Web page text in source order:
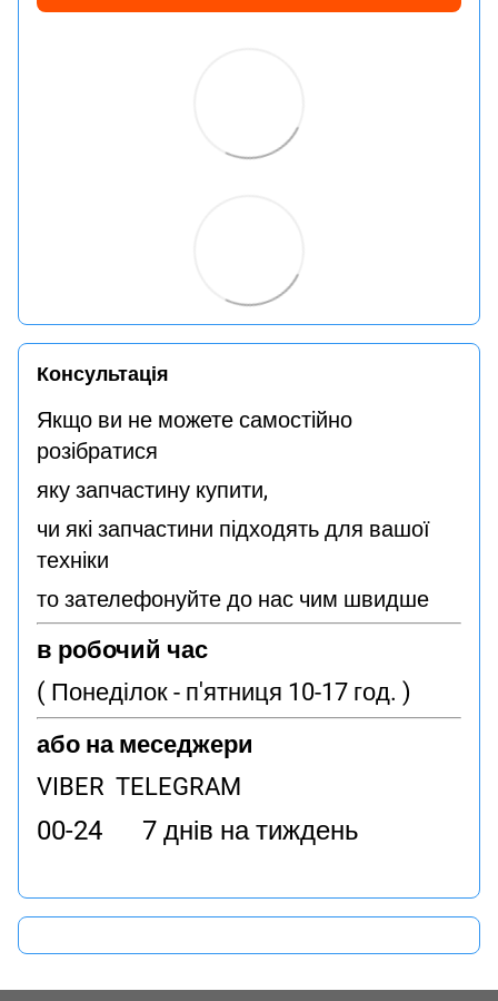
Консультація
Якщо ви не можете самостійно
розібратися
яку запчастину купити,
чи які запчастини підходять для вашої
техніки
то зателефонуйте до нас чим швидше
в робочий час
( Понеділок - п'ятниця 10-17 год. )
або на меседжери
VIBER TELEGRAM
00-24 7 днів на тиждень